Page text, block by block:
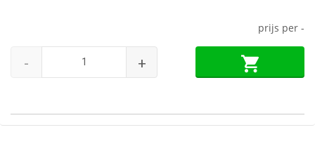
prijs per -
- +